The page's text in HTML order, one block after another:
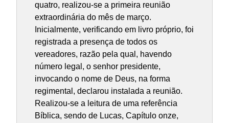
quatro, realizou-se a primeira reunião
extraordinária do mês de março.
Inicialmente, verificando em livro próprio, foi
registrada a presença de todos os
vereadores, razão pela qual, havendo
número legal, o senhor presidente,
invocando o nome de Deus, na forma
regimental, declarou instalada a reunião.
Realizou-se a leitura de uma referência
Bíblica, sendo de Lucas, Capítulo onze,